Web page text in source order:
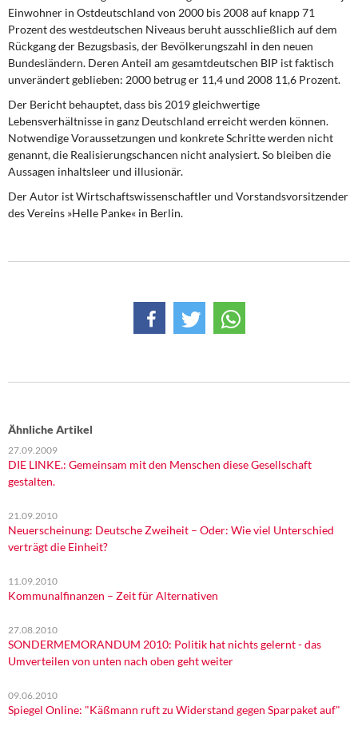
Einwohner in Ostdeutschland von 2000 bis 2008 auf knapp 71
Prozent des westdeutschen Niveaus beruht ausschließlich auf dem
Rückgang der Bezugsbasis, der Bevölkerungszahl in den neuen
Bundesländern. Deren Anteil am gesamtdeutschen BIP ist faktisch
unverändert geblieben: 2000 betrug er 11,4 und 2008 11,6 Prozent.
Der Bericht behauptet, dass bis 2019 gleichwertige
Lebensverhältnisse in ganz Deutschland erreicht werden können.
Notwendige Voraussetzungen und konkrete Schritte werden nicht
genannt, die Realisierungschancen nicht analysiert. So bleiben die
Aussagen inhaltsleer und illusionär.
Der Autor ist Wirtschaftswissenschaftler und Vorstandsvorsitzender
des Vereins »Helle Panke« in Berlin.
Ähnliche Artikel
27.09.2009
DIE LINKE.: Gemeinsam mit den Menschen diese Gesellschaft
gestalten.
21.09.2010
Neuerscheinung: Deutsche Zweiheit – Oder: Wie viel Unterschied
verträgt die Einheit?
11.09.2010
Kommunalfinanzen – Zeit für Alternativen
27.08.2010
SONDERMEMORANDUM 2010: Politik hat nichts gelernt - das
Umverteilen von unten nach oben geht weiter
09.06.2010
Spiegel Online: "Käßmann ruft zu Widerstand gegen Sparpaket auf"